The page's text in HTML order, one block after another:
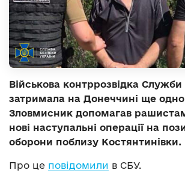
Військова контррозвідка
затримала на Донеччині ще
Зловмисник допомагав
нові наступальні операції на
оборони поблизу Костянтинівки.
Про це повідомили в СБУ.